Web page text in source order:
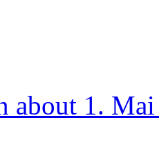
about 1.